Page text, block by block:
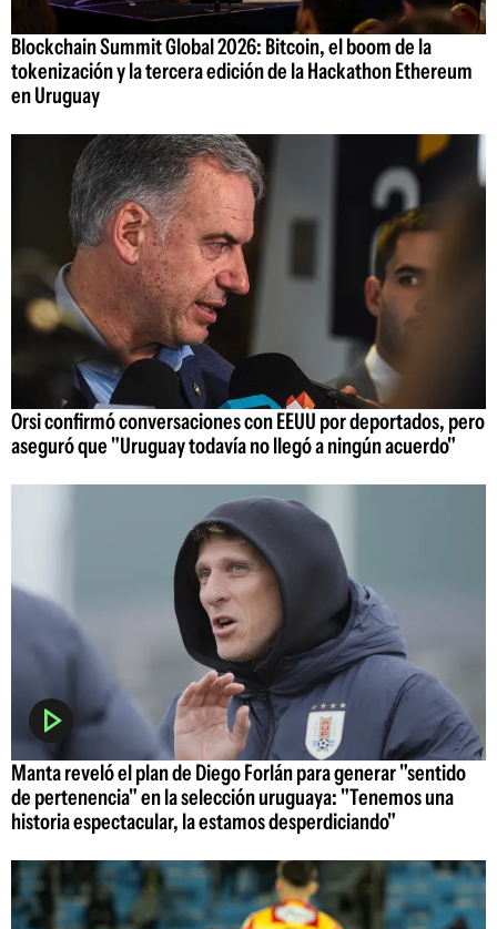
Blockchain Summit Global 2026: Bitcoin, el boom de la
tokenización y la tercera edición de la Hackathon Ethereum
en Uruguay
Orsi confirmó conversaciones con EEUU por deportados, pero
aseguró que "Uruguay todavía no llegó a ningún acuerdo"
Manta reveló el plan de Diego Forlán para generar "sentido
de pertenencia" en la selección uruguaya: "Tenemos una
historia espectacular, la estamos desperdiciando"